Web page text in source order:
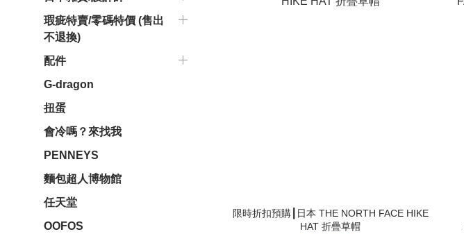
瑕疵特賣/零碼特價 (售出
不退換)
配件
G-dragon
扭蛋
會冷嗎？來找我
PENNEYS
麵包超人博物館
任天堂
OOFOS
限時折扣預購┃日本 THE NORTH FACE HIKE
HAT 折疊草帽